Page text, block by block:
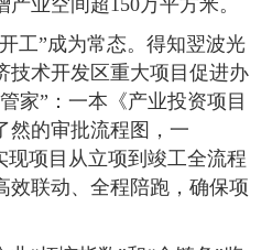
工”成为常态。得知翌波光
技术开发区重大项目促进办
家”：一本《产业投资项目
然的审批流程图，一
现项目从立项到竣工全流程
效联动、全程陪跑，确保项